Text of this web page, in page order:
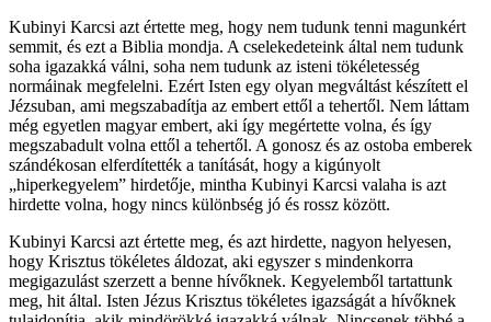
Kubinyi Karcsi azt értette meg, hogy nem tudunk tenni magunkért
semmit, és ezt a Biblia mondja. A cselekedeteink által nem tudunk
soha igazakká válni, soha nem tudunk az isteni tökéletesség
normáinak megfelelni. Ezért Isten egy olyan megváltást készített el
Jézsuban, ami megszabadítja az embert ettől a tehertől. Nem láttam
még egyetlen magyar embert, aki így megértette volna, és így
megszabadult volna ettől a tehertől. A gonosz és az ostoba emberek
szándékosan elferdítették a tanítását, hogy a kigúnyolt
„hiperkegyelem” hirdetője, mintha Kubinyi Karcsi valaha is azt
hirdette volna, hogy nincs különbség jó és rossz között.
Kubinyi Karcsi azt értette meg, és azt hirdette, nagyon helyesen,
hogy Krisztus tökéletes áldozat, aki egyszer s mindenkorra
megigazulást szerzett a benne hívőknek. Kegyelemből tartattunk
meg, hit által. Isten Jézus Krisztus tökéletes igazságát a hívőknek